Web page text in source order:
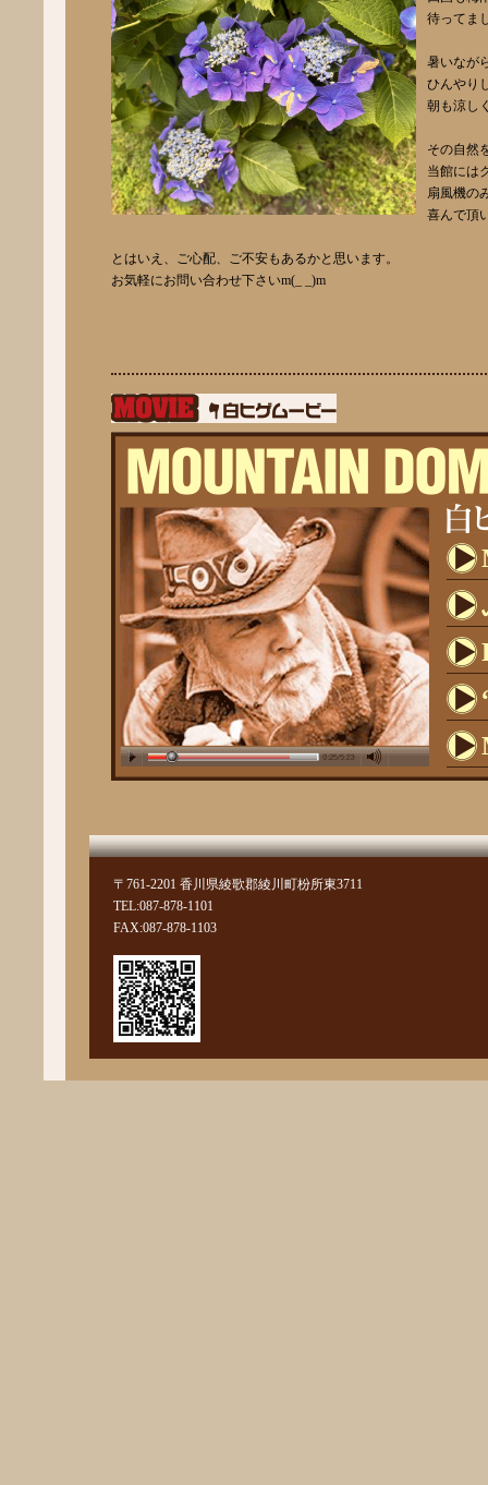
待ってま
暑いなが
ひんやり
朝も涼し
その自然
当館には
扇風機の
喜んで頂
とはいえ、ご心配、ご不安もあるかと思います。
お気軽にお問い合わせ下さいm(_ _)m
〒761-2201 香川県綾歌郡綾川町枌所東3711
TEL:087-878-1101
FAX:087-878-1103